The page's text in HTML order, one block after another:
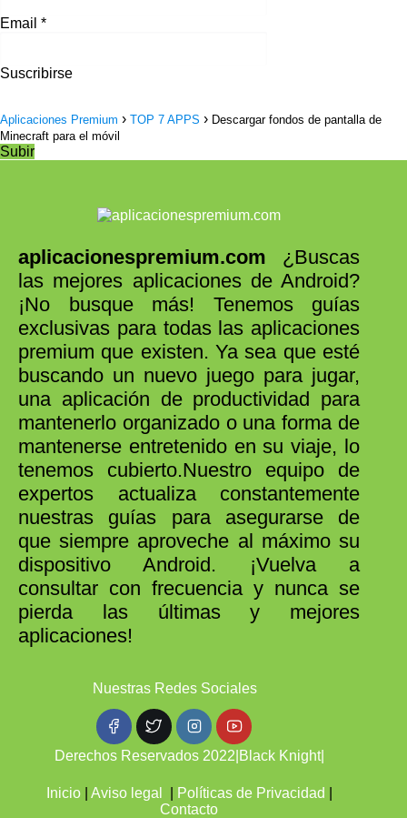
Email *
Suscribirse
Aplicaciones Premium TOP 7 APPS
Descargar fondos de pantalla de
Minecraft para el móvil
Subir
aplicacionespremium.com ¿Buscas
las mejores aplicaciones de Android?
¡No busque más! Tenemos guías
exclusivas para todas las aplicaciones
premium que existen. Ya sea que esté
buscando un nuevo juego para jugar,
una aplicación de productividad para
mantenerlo organizado o una forma de
mantenerse entretenido en su viaje, lo
tenemos cubierto.Nuestro equipo de
expertos actualiza constantemente
nuestras guías para asegurarse de
que siempre aproveche al máximo su
dispositivo Android. ¡Vuelva a
consultar con frecuencia y nunca se
pierda las últimas y mejores
aplicaciones!
Nuestras Redes Sociales
Derechos Reservados 2022| Black Knight|
Inicio| Aviso legal Políticas de Privacidad
Contacto